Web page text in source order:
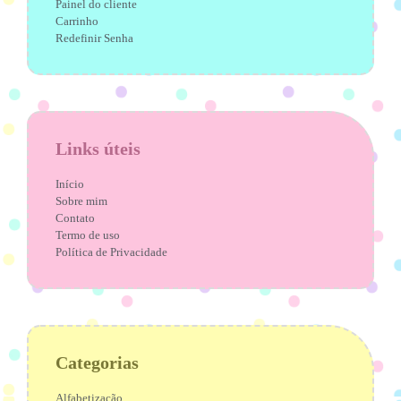
Painel do cliente
Carrinho
Redefinir Senha
Links úteis
Início
Sobre mim
Contato
Termo de uso
Política de Privacidade
Categorias
Alfabetização